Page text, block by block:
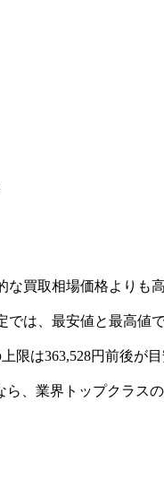
買取相場価格よりも
は、最安値と最高値
限は363,528円前後が目
、業界トップクラス